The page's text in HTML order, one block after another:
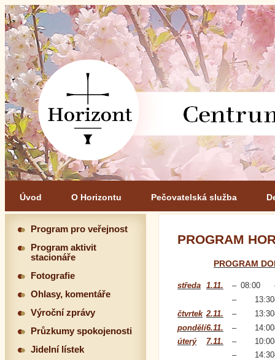
Úvod O Horizontu Pečovatelská služba
PROGRAM
PROGRAM
středa 1.11. – 08:00
–
13:30
čtvrtek 2.11. – 13:30
pondělí6.11. – 14:00
úterý
7.11. – 10:00
–
14:30
Program pro veřejnost
Program aktivit
stacionáře
Fotografie
Ohlasy, komentáře
Výroční zprávy
Průzkumy spokojenosti
Jidelní lístek